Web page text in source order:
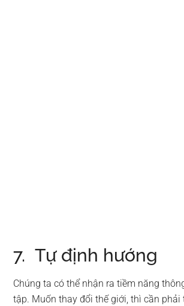
7. Tự định hướng
Chúng ta có thể nhận ra tiềm năng
tập. Muốn thay đổi thế giới, thì cần phải